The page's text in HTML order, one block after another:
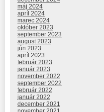
máj 2024
apríl 2024
marec 2024
október 2023
september 2023
august 2023
jún 2023
apríl 2023
február 2023
január 2023
november 2022
september 2022
február 2022
január 2022
december 2021